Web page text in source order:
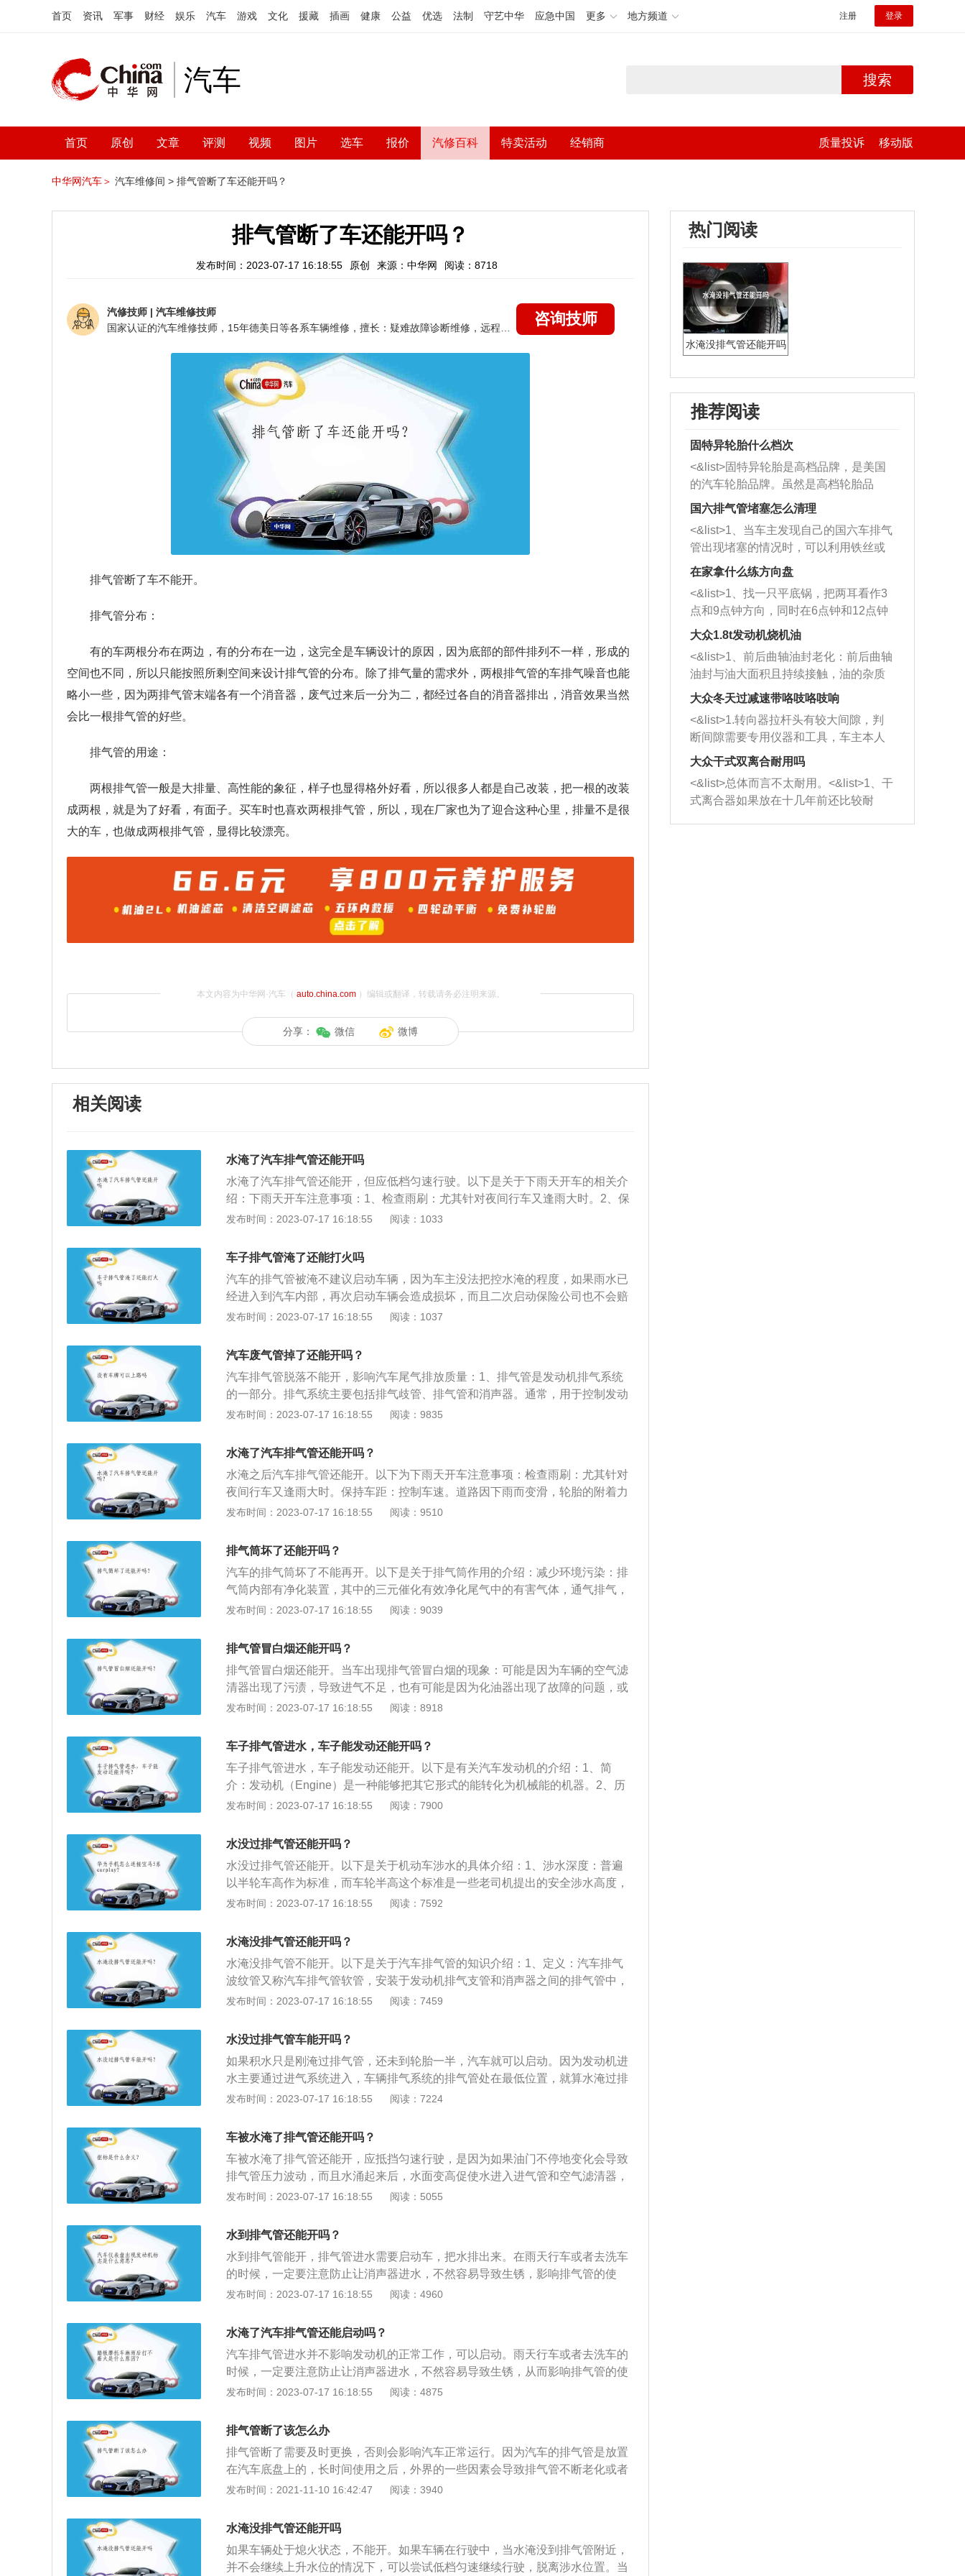
首页 资讯 军事 财经 娱乐 汽车 游戏 文化 援藏 插画 健康 公益 优选 法制 守艺中华 应急中国 更多 地方频道 注册 登录
汽车 搜索
首页 原创 文章 评测 视频 图片 选车 报价 汽修百科 特卖活动 经销商 质量投诉 移动版
中华网汽车＞ 汽车维修间 > 排气管断了车还能开吗？
排气管断了车还能开吗？
发布时间：2023-07-17 16:18:55 原创 来源：中华网 阅读：8718
汽修技师 | 汽车维修技师
咨询技师
排气管断了车不能开。
排气管分布：
有的车两根分布在两边，有的分布在一边，这完全是车辆设计的原因，因为底部的部件排列不一样，形成的
空间也不同，所以只能按照所剩空间来设计排气管的分布。除了排气量的需求外，两根排气管的车排气噪音也能
略小一些，因为两排气管末端各有一个消音器，废气过来后一分为二，都经过各自的消音器排出，消音效果当然
会比一根排气管的好些。
排气管的用途：
两根排气管一般是大排量、高性能的象征，样子也显得格外好看，所以很多人都是自己改装，把一根的改装
成两根，就是为了好看，有面子。买车时也喜欢两根排气管，所以，现在厂家也为了迎合这种心里，排量不是很
大的车，也做成两根排气管，显得比较漂亮。
本文内容为中华网·汽车（ auto.china.com）编辑或翻译，转载请务必注明来源。
分享： 微信 微博
相关阅读
水淹了汽车排气管还能开吗
水淹了汽车排气管还能开，但应低档匀速行驶。以下是关于下雨天开车的相关介
绍：下雨天开车注意事项：1、检查雨刷：尤其针对夜间行车又逢雨大时。2、保
持车距：道路因下雨而变滑，轮胎附着力会下降。如果车速过快惯性力增加，遇
会增多。3、遇积水处不要急于躲避：若看到积水就闪或马上踩刹车放慢速度，
急于躲避会让后边行驶的车辆反应不及，容易发生意外。可目测水深，正常情况
下，积水深度若不超过15厘米，以正常车速行驶便可。涉水时控制住油门，不可
猛烈踩油门而导致发动机的负荷在短时间内猛增，以免发动机熄火或轮胎打滑。
发布时间：2023-07-17 16:18:55 阅读：1033
车子排气管淹了还能打火吗
汽车的排气管被淹不建议启动车辆，因为车主没法把控水淹的程度，如果雨水已
经进入到汽车内部，再次启动车辆会造成损坏，而且二次启动保险公司也不会赔
偿。其实水淹了排气管，能不能打火要看情况，水淹了排气管并不是判断能不能
态下排气管被水淹，车主可以根据实际水淹的程度判断是否可以启动车辆，如果
仅仅是淹到底盘的排气管，对车辆的影响不大，是可以启动车辆的。但是车俩是
在行驶的过程中被水淹到排气管，而且已经是处于熄火状态，这种情况下是不可
以启动车辆的。汽车的排气管口一般是30厘米至50厘米，一般在刚刚没过排气口
的时候，是个安全的水位，即使水灌入了排气管，尝试打火，也有可以打着火
有没有进水了，如果没有进水，是可以尝试点火的，但同时，也提醒一下大家，
如果我们实在没有十足的经验和把握，最好是采取万全之策，拔掉钥匙，打电话
救援。汽车的排气系统是由几部分组成的，而当水淹到排气管后，并不一定就会
机。最稳妥的办法就是怠速车辆，把排气管中的水分排出到不滴水的状态才可以
发布时间：2023-07-17 16:18:55 阅读：1037
汽车废气管掉了还能开吗？
汽车排气管脱落不能开，影响汽车尾气排放质量：1、排气管是发动机排气系统
的一部分。排气系统主要包括排气歧管、排气管和消声器。通常，用于控制发动
机污染物排放的三个标定催化剂也安装在排气系统中。排气管一般包括前排气管
污垢覆盖，也会影响排气管的正常使用。3、由于驾驶员驾驶不当，其他有害物
质可能会不时进入车辆，导致其他更大的问题。因此，在汽车排气管的维修中，
还必须注意排气管的清洁。
发布时间：2023-07-17 16:18:55 阅读：9835
水淹了汽车排气管还能开吗？
水淹之后汽车排气管还能开。以下为下雨天开车注意事项：检查雨刷：尤其针对
夜间行车又逢雨大时。保持车距：控制车速。道路因下雨而变滑，轮胎的附着力
会下降。如果车速过快，惯性力增加，遇紧急情况时，制动效果明显下降，发生
度，急于躲避会让后边行驶的车辆反应不及，容易发生意外。可目测水深，正常
情况下，积水深度若不超过15厘米，以正常车速行驶便可。涉水时控制住油门，
不可猛烈踩油门而导致发动机的负荷在短时间内猛增，以免发动机熄火或轮胎打
滑。
发布时间：2023-07-17 16:18:55 阅读：9510
排气筒坏了还能开吗？
汽车的排气筒坏了不能再开。以下是关于排气筒作用的介绍：减少环境污染：排
气筒内部有净化装置，其中的三元催化有效净化尾气中的有害气体，通气排气，
汽车排气筒以循环方式进气、压缩、做功、排气，没有排气筒汽车将无法运行。
流分流，这些分流之间互相摩擦撞击使气流的流速逐渐降低，反复循环以降低噪
音。
发布时间：2023-07-17 16:18:55 阅读：9039
排气管冒白烟还能开吗？
排气管冒白烟还能开。当车出现排气管冒白烟的现象：可能是因为车辆的空气滤
清器出现了污渍，导致进气不足，也有可能是因为化油器出现了故障的问题，或
者是排气管内的氧传感器出现了污染的情况，导致电脑无法给配气提供正确的信
度就会凝结成水珠，发动机运转时排气管排出大量水汽白烟，应检查油箱内是否
有积水，检查气缸垫是否破损、缸体是否有裂纹，缸套密封圈是否良好等。
发布时间：2023-07-17 16:18:55 阅读：8918
车子排气管进水，车子能发动还能开吗？
车子排气管进水，车子能发动还能开。以下是有关汽车发动机的介绍：1、简
介：发动机（Engine）是一种能够把其它形式的能转化为机械能的机器。2、历
史：1816年英国（苏格兰）的R.斯特林所发明了第一个外燃机，后被瓦特改良为
机器（如：汽油发动机、航空发动机）。其种类包括如内燃机（汽油发动机
等）、外燃机（斯特林发动机、蒸汽机等）、燃气轮机（赛车）、电动机等。
发布时间：2023-07-17 16:18:55 阅读：7900
水没过排气管还能开吗？
水没过排气管还能开。以下是关于机动车涉水的具体介绍：1、涉水深度：普遍
以半轮车高作为标准，而车轮半高这个标准是一些老司机提出的安全涉水高度，
还是以实际的情况来进行判断。2、组成：汽车排气系统一般由排气歧管、排气
水平布置，而排气歧管是与发动机相连，排气歧管相对于排气系统其他部件的垂
直位置是更高，而汽车最怕进水的其实是发动机，水从发动机进入发动机的可能
性很小，更应该检查的是车辆前面的发动机进气口有没有进水。
发布时间：2023-07-17 16:18:55 阅读：7592
水淹没排气管还能开吗？
水淹没排气管不能开。以下是关于汽车排气管的知识介绍：1、定义：汽车排气
波纹管又称汽车排气管软管，安装于发动机排气支管和消声器之间的排气管中，
使整个排气系统呈挠性联接，从而起到减振降噪、方便安装和延长排气消声系统
热和冷却的条件下耐高温氧化性能好，而且具有良好的抗腐蚀性。
发布时间：2023-07-17 16:18:55 阅读：7459
水没过排气管车能开吗？
如果积水只是刚淹过排气管，还未到轮胎一半，汽车就可以启动。因为发动机进
水主要通过进气系统进入，车辆排气系统的排气管处在最低位置，就算水淹过排
气管，也不会出现倒吸到发动机的情况。但如果积水超过轮胎一半，原则上是建
判断路况：在行驶过程中仔细查看水的深度、流速和水底性质，以及进、出水域
的宽窄和道路情况，由此来判断是否能安全地通过。在确认自己所驾汽车的结构
能够通过时，一般应选择距离最短、水位最浅、水流缓慢及水底最坚实的路段。
2、稳住油门：避免大轰油门或猛冲，以防止水花溅入发动机而熄火；行车过程
中要稳住油门，通过水面过程中不要停车，尽量避免中途换挡或急转弯。如果出
发布时间：2023-07-17 16:18:55 阅读：7224
车被水淹了排气管还能开吗？
车被水淹了排气管还能开，应抵挡匀速行驶，是因为如果油门不停地变化会导致
排气管压力波动，而且水涌起来后，水面变高促使水进入进气管和空气滤清器，
这时发动机会马上熄火，这种熄火有更严重的后果就是水进入气缸致使发动机憋
试刹车保证安全。为了安全不能盲目通过积水路面，要了解水量的情况和路况，
而且对自己的汽车也要了解清楚，不同的车进气口的高低位置，空气滤清器的位
置，重要的电器元件的设计位置都不一样。阴雨天需要开近光灯，当遇大暴雨还
可再开启前后雾灯，雨雾天千万不要开启远光灯，因为远光灯的照射角度容易使
光线发生较大的散射，在雨雾天的穿透力反而差。
发布时间：2023-07-17 16:18:55 阅读：5055
水到排气管还能开吗？
水到排气管能开，排气管进水需要启动车，把水排出来。在雨天行车或者去洗车
的时候，一定要注意防止让消声器进水，不然容易导致生锈，影响排气管的使
用。如果不慎让消声器进水，要立即启动发动机热车，尽可能地让消声器里面的
分贝以上，消声器的作用是非常大的。停车水淹过排气管能打火，但是不建议打
火排气管少量进水会随着车辆持续的使用，积水会逐渐随着废气排出的，并不会
对车辆和发动机造成明显的不良影响。
发布时间：2023-07-17 16:18:55 阅读：4960
水淹了汽车排气管还能启动吗？
汽车排气管进水并不影响发动机的正常工作，可以启动。雨天行车或者去洗车的
时候，一定要注意防止让消声器进水，不然容易导致生锈，从而影响排气管的使
用。如果不慎让消声器进水了，要立即启动发动机热车，尽可能地让消声器里面
挡大油门平稳行驶通过涉水区，如果高速通过则会出现因前轮及保险杠、前脸格
栅等造成水花飞溅到发动机舱打湿高压线等导致熄火，或者水流涌上进入进气管
空气滤芯、最终进入发动机造成憋死熄火。汽车发动机发动机进水。在实际的行
车过程中，发动机只要不熄火，排气管不断有废气排出，而排气则会阻止积水进
入排气管内部，所以涉水时担心的并不是排气管，而是进气口。汽车涉水后熄火
混合中混入水以后，就会导致车辆因为“呛到水”而熄火，这才是真正的主因。
发布时间：2023-07-17 16:18:55 阅读：4875
排气管断了该怎么办
排气管断了需要及时更换，否则会影响汽车正常运行。因为汽车的排气管是放置
在汽车底盘上的，长时间使用之后，外界的一些因素会导致排气管不断老化或者
是锈蚀，如果发现排气管出现问题，需要及时进行更换，否则会影响汽车正常运
素会导致排气管不断老化或者是锈蚀，如果发现排气管出现问题，需要及时进行
更换，否则会影响汽车正常运行。汽车使用的排气管除了托底容易损坏变形之
外，其它的部位都是被腐蚀的，一般来说，被腐蚀的部位都是排气管的中节或排
气管的尾节，因为尾气中含有水蒸气，水蒸气多了累积成小水滴，这些水滴一直
发布时间：2021-11-10 16:42:47 阅读：3940
水淹没排气管还能开吗
如果车辆处于熄火状态，不能开。如果车辆在行驶中，当水淹没到排气管附近，
并不会继续上升水位的情况下，可以尝试低档匀速继续行驶，脱离涉水位置。当
热门阅读
水淹没排气管还能开吗
推荐阅读
固特异轮胎什么档次
<&list>固特异轮胎是高档品牌，是美国
的汽车轮胎品牌。虽然是高档轮胎品
牌，但是中高低端的轮胎都有生产，这
也是为了更好的开拓市场。
国六排气管堵塞怎么清理
<&list>1、当车主发现自己的国六车排气
管出现堵塞的情况时，可以利用铁丝或
者是细棍，直接将杂物给取出来，如果
堵塞情况比较严重，也可以采取应急措
施。 <&list>2、直接利用木棍将所有的
杂物推到排气管里面的位置处，然后将
三元催化器拆解开，就可以将堵塞的东
西取出来。但如果是因为积碳过多引起
的堵塞，就需要将三元催化器泡在草酸
洗剂对堵塞的情况得到解决，将清洗剂
放在燃油箱中，与燃油混合后，车辆启
动时，就可以和汽油一起进入到燃烧
室，最后形成废气排出，就可以让三元
催化器得到清洗，排气管堵塞的情况就
能够得到解决。
在家拿什么练方向盘
<&list>1、找一只平底锅，把两耳看作3
点和9点钟方向，同时在6点钟和12点钟
方向做一个标记。 <&list>2、双手握住
一圈半的练习，往右同样也要打相同的
圈数。 <&list>3、最后强调要反复练
习，这样就可以形成肌肉记忆，在真实
驾驶车辆时，不需要记忆也能打好方
向。
大众1.8t发动机烧机油
<&list>1、前后曲轴油封老化：前后曲轴
油封与油大面积且持续接触，油的杂质
和发动机内持续温度变化使其密封效果
逐渐减弱，导致渗油或漏油。<&list>2、
活塞间隙过大：积碳会使活塞环与缸体
的间隙扩大，导致机油流入燃烧室中，
造成烧机油。<&list>3、机油粘度。使用
机油粘度过小的话，同样会有烧机油现
象，机油粘度过小具有很好的流动性，
大众冬天过减速带咯吱咯吱响
<&list>1.转向器拉杆头有较大间隙，判
断间隙需要专用仪器和工具，车主本人
无法制作，需要将车辆送到修理厂或4s
店；<&list>2.车辆半轴套管防尘罩破
裂，破裂后会出现漏油现象，使半轴磨
损严重，磨损的半轴容易损坏，产生异
响；<&list>3.稳定器的转向胶套和球头
大众干式双离合耐用吗
<&list>总体而言不太耐用。<&list>1、干
式离合器如果放在十几年前还比较耐